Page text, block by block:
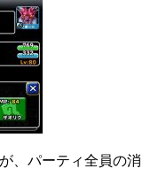
、パーティ全員の消